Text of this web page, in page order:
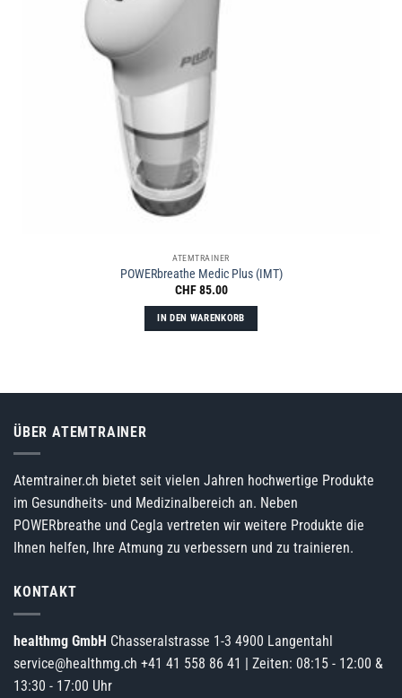
ATEMTRAINER
POWERbreathe Medic Plus (IMT)
CHF85.00
IN DEN WARENKORB
ÜBER ATEMTRAINER
Atemtrainer.ch bietet seit vielen Jahren hochwertige Produkte
im Gesundheits- und Medizinalbereich an. Neben
POWERbreathe und Cegla vertreten wir weitere Produkte die
Ihnen helfen, Ihre Atmung zu verbessern und zu trainieren.
KONTAKT
healthmg GmbH Chasseralstrasse 1-3 4900 Langentahl
service@healthmg.ch +41 41 558 86 41 | Zeiten: 08:15 - 12:00 &
13:30 - 17:00 Uhr